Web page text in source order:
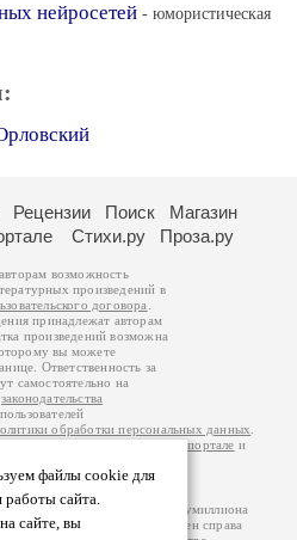
нейросетей - юмористическая
файлы cookie для
работы сайта.
сайте, вы
Рецензии Поиск
Магазин
Стихи.ру Проза.ру
возможность
произведений в
договора
принадлежат авторам
произведений возможна
вы можете
Ответственность за
самостоятельно на
законодательства
обработки персональных данных
подробную
информацию о портале и
– порядка 100 тысяч
просматривают более полумиллиона
который расположен справа